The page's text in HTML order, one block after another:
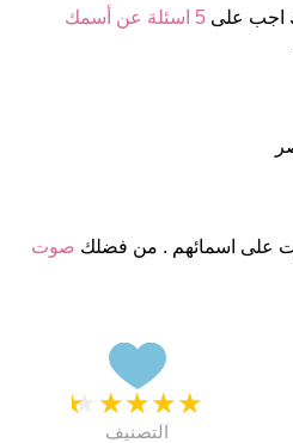
5 اسئلة عن أسمك
صوت
★
★
★
★
★
التصنيف